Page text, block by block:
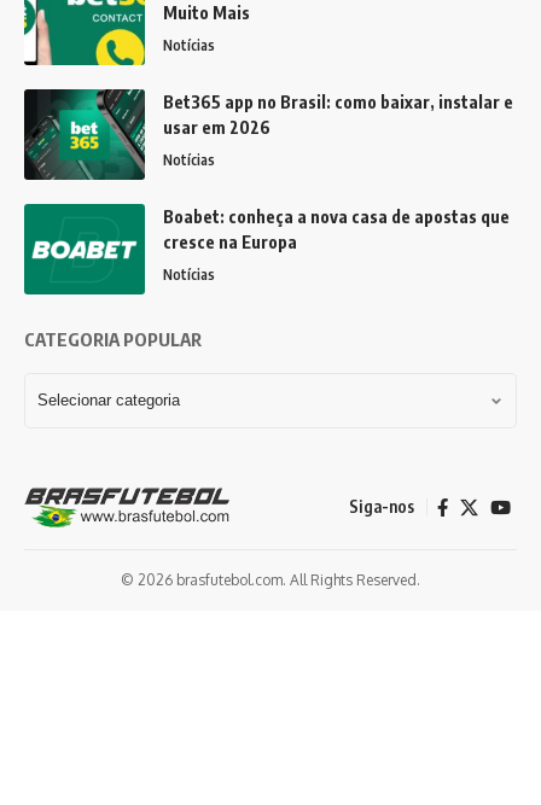
Muito Mais
Notícias
Bet365 app no Brasil: como baixar, instalar e
usar em 2026
Notícias
Boabet: conheça a nova casa de apostas que
cresce na Europa
Notícias
CATEGORIA POPULAR
Siga-nos
© 2026 brasfutebol.com. All Rights Reserved.